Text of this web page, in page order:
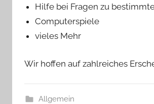
Hilfe bei Fragen zu
Computerspiele
vieles Mehr
Wir hoffen auf zahlreiches
Allgemein